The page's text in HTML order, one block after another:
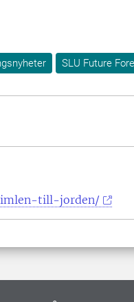
SLU Future
till-jorden/